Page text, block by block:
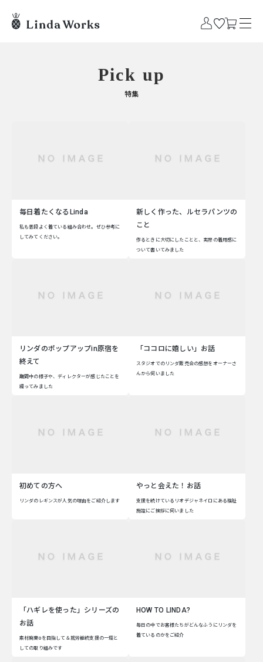
Pick up
特集
毎日着たくなるLinda
私も普段よく着ている組み合わせ。ぜひ参考に
してみてください。
新しく作った、ルセラパンツの
こと
作るときに大切にしたことと、実際の着用感に
ついて書いてみました
リンダのポップアップin原宿を
終えて
期間中の様子や、ディレクターが感じたことを
綴ってみました
「ココロに嬉しい」お話
スタジオでのリンダ販売会の感想をオーナーさ
んから伺いました
初めての方へ
リンダのレギンスが人気の理由をご紹介します
やっと会えた！お話
支援を続けているリオデジャネイロにある福祉
施設にご挨拶に伺いました
「ハギレを使った」シリーズの
お話
素材廃棄0を目指して＆就労継続支援の一環と
しての取り組みです
HOW TO LINDA?
毎日の中でお客様たちがどんなふうにリンダを
着ているのかをご紹介